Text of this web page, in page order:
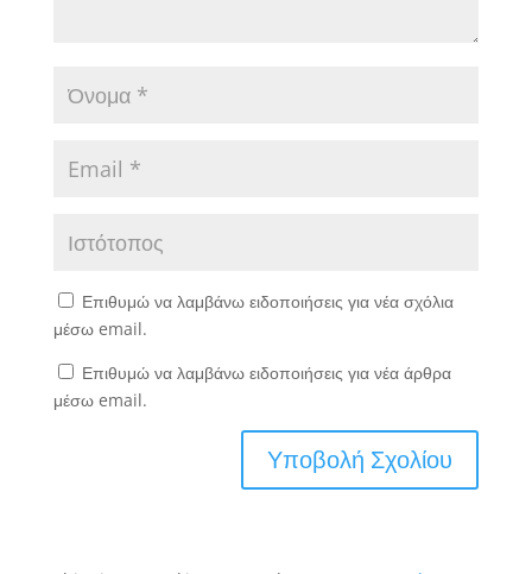
Επιθυμώ να λαμβάνω ειδοποιήσεις για νέα σχόλια
μέσω email.
Επιθυμώ να λαμβάνω ειδοποιήσεις για νέα άρθρα
μέσω email.